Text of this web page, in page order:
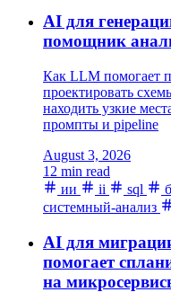
AI для
помощник
Как LLM помогает
проектировать
находить узкие
промпты и pipeline
August 3, 2026
12 min read
ии
ii sql
системный-анализ
AI для
помогает
на